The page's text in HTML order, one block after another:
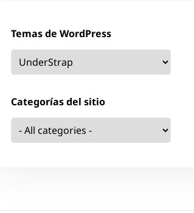
Temas de WordPress
Categorías del sitio